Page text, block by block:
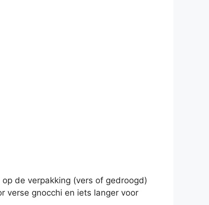
de verpakking (vers of gedroogd)
verse gnocchi en iets langer voor